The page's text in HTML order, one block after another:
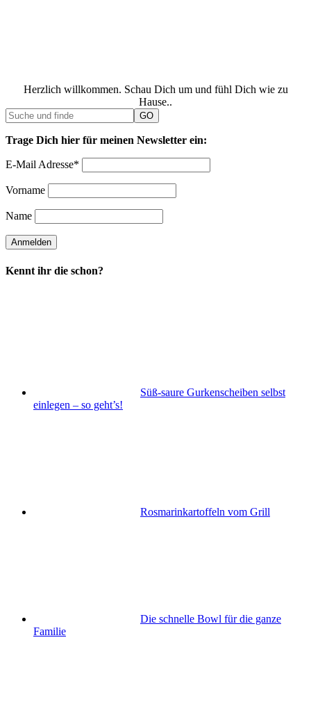
Herzlich willkommen. Schau Dich um und fühl Dich wie zu
Hause..
Trage Dich hier für meinen Newsletter ein:
E-Mail Adresse*
Vorname
Name
Kennt ihr die schon?
Süß-saure Gurkenscheiben selbst
einlegen – so geht’s!
Rosmarinkartoffeln vom Grill
Die schnelle Bowl für die ganze
Familie